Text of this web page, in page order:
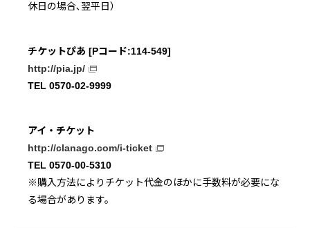
休日の場合､翌平日）
チケットぴあ [Pコード:114-549]
http://pia.jp/
TEL 0570-02-9999
アイ・チケット
http://clanago.com/i-ticket
TEL 0570-00-5310
※購入方法によりチケット代金のほかに手数料が必要にな
る場合があります。